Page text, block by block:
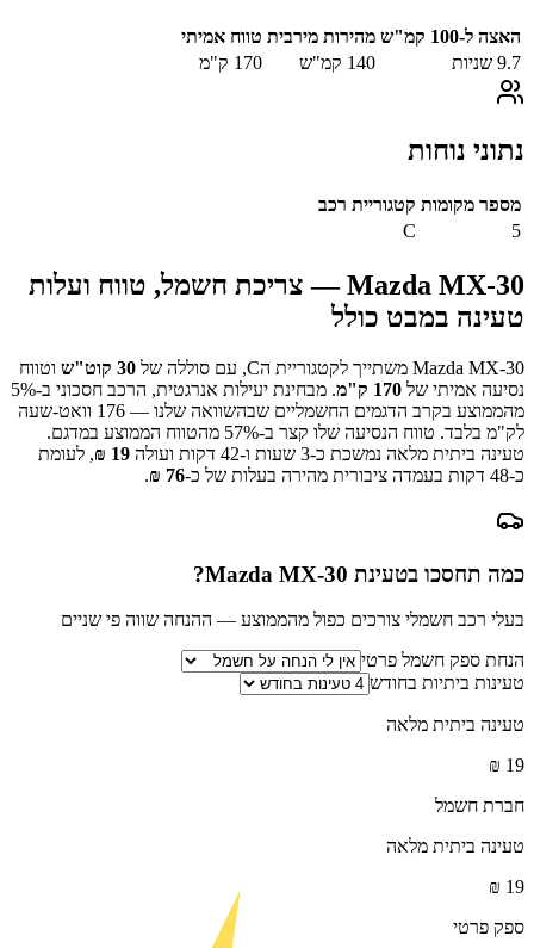
האצה ל-100 קמ"ש מהירות מירבית טווח אמיתי
9.7 שניות 140 קמ"ש 170 ק"מ
נתוני נוחות
מספר מקומות קטגוריית רכב
5
C
Mazda MX-30— צריכת חשמל, טווח ועלות
טעינה במבט כולל
Mazda MX-30 משתייך לקטגוריית הC, עם סוללה של 30 קוט"ש וטווח
נסיעה אמיתי של 170 ק"מ. מבחינת יעילות אנרגטית, הרכב חסכוני ב- 5%
מהממוצע בקרב הדגמים החשמליים שבהשוואה שלנו — 176 וואט-שעה
לק"מ בלבד. טווח הנסיעה שלו קצר ב- 57% מהטווח הממוצע במדגם.
טעינה ביתית מלאה נמשכת כ-3 שעות ו-42 דקות ועולה 19
₪, לעומת
כ-48 דקות בעמדה ציבורית מהירה בעלות של כ-76
₪
.
כמה תחסכו בטעינת Mazda MX-30
?
בעלי רכב חשמלי צורכים כפול מהממוצע — ההנחה שווה פי שניים
הנחת ספק חשמל פרטי
טעינות ביתיות בחודש
טעינה ביתית מלאה
19
₪
חברת חשמל
טעינה ביתית מלאה
19
₪
ספק פרטי